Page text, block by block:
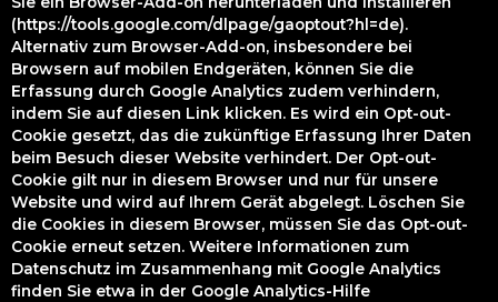
(https://tools.google.com/dlpage/gaoptout?hl=de).
Alternativ zum Browser-Add-on, insbesondere bei
Browsern auf mobilen Endgeräten, können Sie die
Erfassung durch Google Analytics zudem verhindern,
indem Sie auf diesen Link klicken. Es wird ein Opt-out-
Cookie gesetzt, das die zukünftige Erfassung Ihrer Daten
beim Besuch dieser Website verhindert. Der Opt-out-
Cookie gilt nur in diesem Browser und nur für unsere
Website und wird auf Ihrem Gerät abgelegt. Löschen Sie
die Cookies in diesem Browser, müssen Sie das Opt-out-
Cookie erneut setzen. Weitere Informationen zum
Datenschutz im Zusammenhang mit Google Analytics
finden Sie etwa in der Google Analytics-Hilfe